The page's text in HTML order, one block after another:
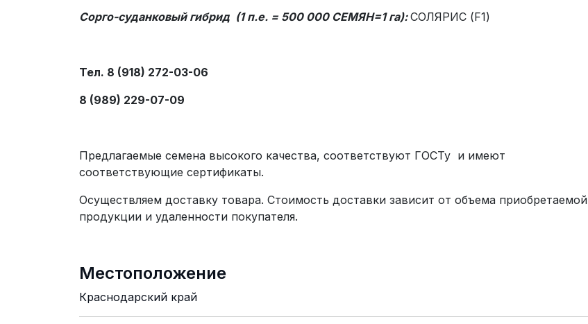
Сорго-суданковый гибрид (1 п.е. = 500 000 СЕМЯН=1 га):СОЛЯРИС (F1)
Тел. 8 (918) 272-03-06
8 (989) 229-07-09
Предлагаемые семена высокого качества, соответствуют ГОСТу и имеют
соответствующие сертификаты.
Осуществляем доставку товара. Стоимость доставки зависит от объема приобретаемой
продукции и удаленности покупателя.
Местоположение
Краснодарский край